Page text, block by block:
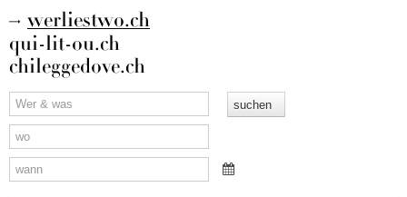
werliestwo.ch
qui-lit-ou.ch
chileggedove.ch